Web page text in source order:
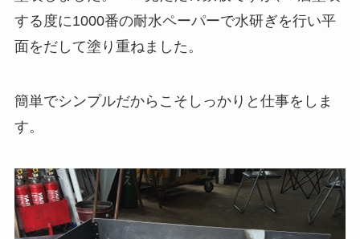
する度に1000番の耐水ペーパーで水研ぎを行い平
面をだして塗り重ねました。
簡単でシンプルだからこそしっかりと仕事をしま
す。